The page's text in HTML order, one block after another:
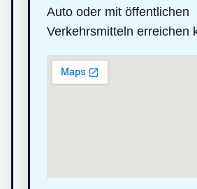
Auto oder mit öffentlichen
Verkehrsmitteln erreichen